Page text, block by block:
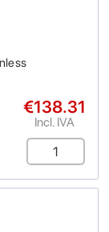
€138.31
Incl. IVA